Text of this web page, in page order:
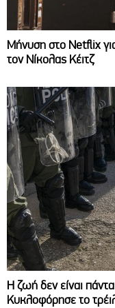
Μήνυση στο Netflix
τον Νίκολας Κέιτζ
Η ζωή δεν είναι
Κυκλοφόρησε το